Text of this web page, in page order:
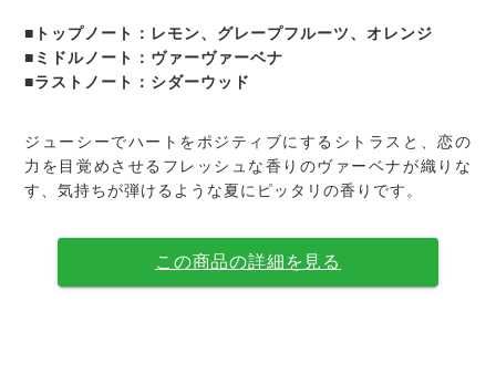
■トップノート：レモン、グレープフルーツ、オレンジ
■ミドルノート：ヴァーヴァーベナ
■ラストノート：シダーウッド
ジューシーでハートをポジティブにするシトラスと、恋の
力を目覚めさせるフレッシュな香りのヴァーベナが織りな
す、気持ちが弾けるような夏にピッタリの香りです。
この商品の詳細を見る